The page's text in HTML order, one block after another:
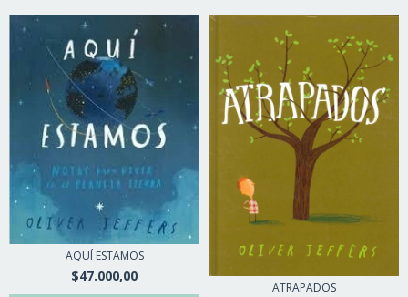
AQUÍ ESTAMOS
$47.000,00
ATRAPADOS